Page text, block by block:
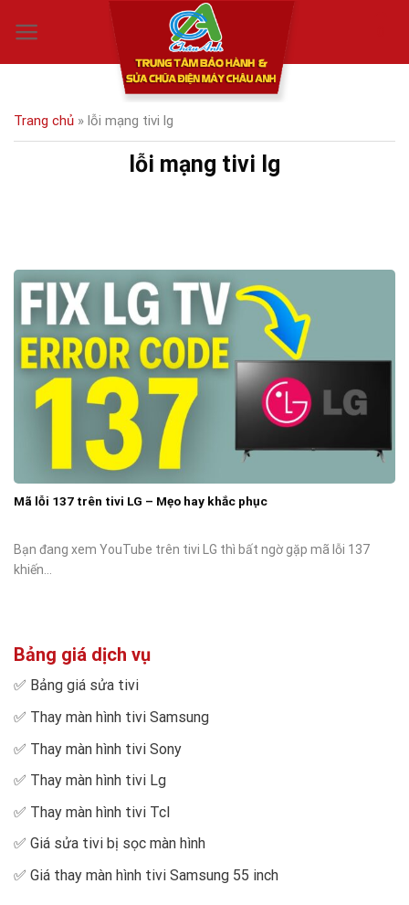
Trang chủ » lỗi mạng tivi lg
lỗi mạng tivi lg
Mã lỗi 137 trên tivi LG – Mẹo hay khắc phục
Bạn đang xem YouTube trên tivi LG thì bất ngờ gặp mã lỗi 137
khiến...
Bảng giá dịch vụ
✅ Bảng giá sửa tivi
✅ Thay màn hình tivi Samsung
✅ Thay màn hình tivi Sony
✅ Thay màn hình tivi Lg
✅ Thay màn hình tivi Tcl
✅ Giá sửa tivi bị sọc màn hình
✅ Giá thay màn hình tivi Samsung 55 inch